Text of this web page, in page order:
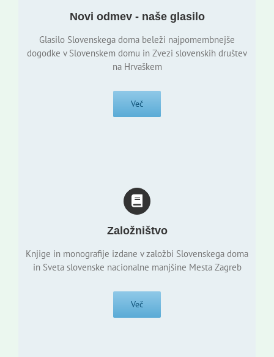
Novi odmev - naše glasilo
Glasilo Slovenskega doma beleži najpomembnejše
dogodke v Slovenskem domu in Zvezi slovenskih društev
na Hrvaškem
Več
Založništvo
Knjige in monografije izdane v založbi Slovenskega doma
in Sveta slovenske nacionalne manjšine Mesta Zagreb
Več